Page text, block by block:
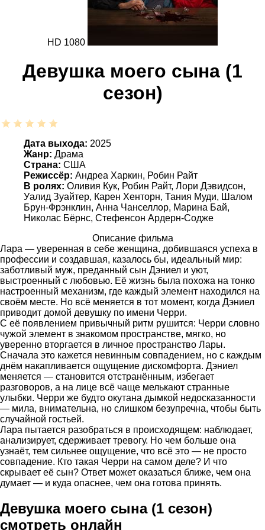
HD 1080
Девушка моего сына (1
сезон)
Дата выхода: 2025
Жанр: Драма
Страна: США
Режиссёр: Андреа Харкин, Робин Райт
В ролях: Оливия Кук, Робин Райт, Лори Дэвидсон,
Уалид Зуайтер, Карен Хенторн, Тания Муди, Шалом
Брун-Фрэнклин, Анна Чанселлор, Марина Бай,
Николас Бёрнс, Стефенсон Ардерн-Содже
Описание фильма
Лара — уверенная в себе женщина, добившаяся успеха в
профессии и создавшая, казалось бы, идеальный мир:
заботливый муж, преданный сын Дэниел и уют,
выстроенный с любовью. Её жизнь была похожа на тонко
настроенный механизм, где каждый элемент находился на
своём месте. Но всё меняется в тот момент, когда Дэниел
приводит домой девушку по имени Черри.
С её появлением привычный ритм рушится: Черри словно
чужой элемент в знакомом пространстве, мягко, но
уверенно вторгается в личное пространство Лары.
Сначала это кажется невинным совпадением, но с каждым
днём накапливается ощущение дискомфорта. Дэниел
меняется — становится отстранённым, избегает
разговоров, а на лице всё чаще мелькают странные
улыбки. Черри же будто окутана дымкой недосказанности
— мила, внимательна, но слишком безупречна, чтобы быть
случайной гостьей.
Лара пытается разобраться в происходящем: наблюдает,
анализирует, сдерживает тревогу. Но чем больше она
узнаёт, тем сильнее ощущение, что всё это — не просто
совпадение. Кто такая Черри на самом деле? И что
скрывает её сын? Ответ может оказаться ближе, чем она
думает — и куда опаснее, чем она готова принять.
Девушка моего сына (1 сезон)
смотреть онлайн